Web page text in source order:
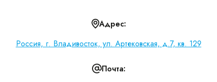
Адрес:
Россия, г. Владивосток, ул. Артековская, д.7, кв. 129
Почта: